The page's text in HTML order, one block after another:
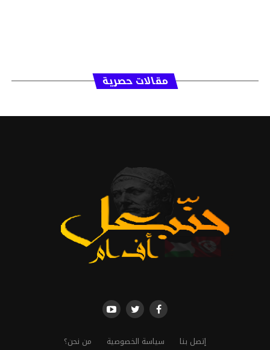
مقالات حصرية
إتصل بنا سياسة الخصوصية من نحن؟